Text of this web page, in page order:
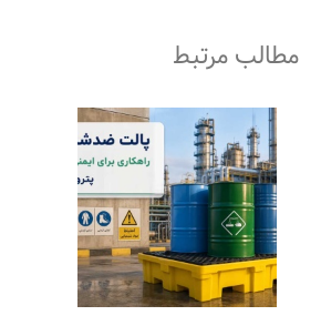
مطالب مرتبط